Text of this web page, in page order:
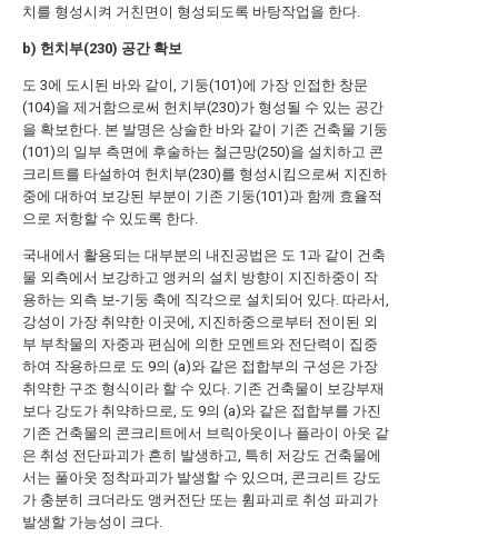
치를 형성시켜 거친면이 형성되도록 바탕작업을 한다.
b) 헌치부(230) 공간 확보
도 3에 도시된 바와 같이, 기둥(101)에 가장 인접한 창문
(104)을 제거함으로써 헌치부(230)가 형성될 수 있는 공간
을 확보한다. 본 발명은 상술한 바와 같이 기존 건축물 기둥
(101)의 일부 측면에 후술하는 철근망(250)을 설치하고 콘
크리트를 타설하여 헌치부(230)를 형성시킴으로써 지진하
중에 대하여 보강된 부분이 기존 기둥(101)과 함께 효율적
으로 저항할 수 있도록 한다.
국내에서 활용되는 대부분의 내진공법은 도 1과 같이 건축
물 외측에서 보강하고 앵커의 설치 방향이 지진하중이 작
용하는 외측 보-기둥 축에 직각으로 설치되어 있다. 따라서,
강성이 가장 취약한 이곳에, 지진하중으로부터 전이된 외
부 부착물의 자중과 편심에 의한 모멘트와 전단력이 집중
하여 작용하므로 도 9의 (a)와 같은 접합부의 구성은 가장
취약한 구조 형식이라 할 수 있다. 기존 건축물이 보강부재
보다 강도가 취약하므로, 도 9의 (a)와 같은 접합부를 가진
기존 건축물의 콘크리트에서 브릭아웃이나 플라이 아웃 같
은 취성 전단파괴가 흔히 발생하고, 특히 저강도 건축물에
서는 풀아웃 정착파괴가 발생할 수 있으며, 콘크리트 강도
가 충분히 크더라도 앵커전단 또는 휨파괴로 취성 파괴가
발생할 가능성이 크다.